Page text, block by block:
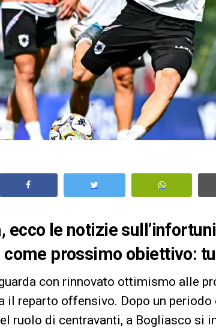
ecco le notizie
prossimo obiettivo:
con rinnovato ottimismo alle
il reparto offensivo. Dopo un
ruolo di centravanti, a Bogliasco si